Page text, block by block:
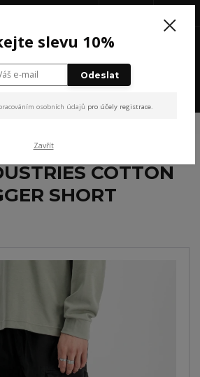
COTTON
SHORT
slevu 10%
Odeslat
osobních údajů pro účely registrace.
Zavřít